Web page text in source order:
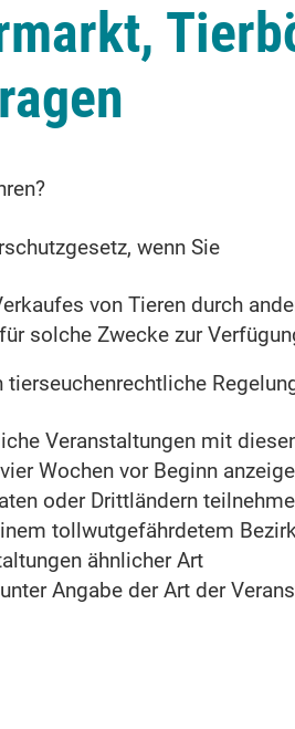
wenn Sie
von Tieren durch
solche Zwecke zur
Veranstaltungen mit
Wochen vor Beginn
oder Drittländern
tollwutgefährdetem
ähnlicher Art
Angabe der Art der